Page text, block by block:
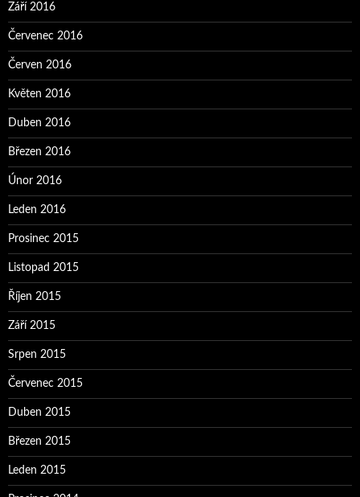
Září 2016
Červenec 2016
Červen 2016
Květen 2016
Duben 2016
Březen 2016
Únor 2016
Leden 2016
Prosinec 2015
Listopad 2015
Říjen 2015
Září 2015
Srpen 2015
Červenec 2015
Duben 2015
Březen 2015
Leden 2015